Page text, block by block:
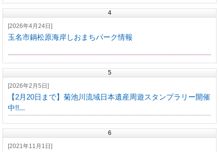
4
[2026年4月24日]
玉名市鍋松原海岸しおまちパーク情報
5
[2026年2月5日]
【2月20日まで】菊池川流域日本遺産周遊スタンプラリー開催
中!!...
6
[2021年11月1日]